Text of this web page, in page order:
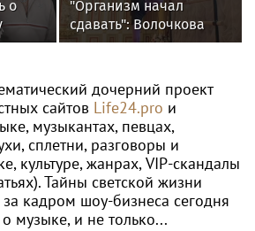
о
"Организм начал
сдавать": Волочкова
раскрыла причину
со шпагатами
дочерний проект
сайтов Life24.pro и
музыкантах, певцах,
сплетни, разговоры и
культуре, жанрах, VIP-скандалы
Тайны светской жизни
кадром шоу-бизнеса сегодня
музыке, и не только...